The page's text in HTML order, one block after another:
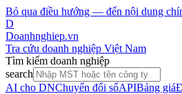
Bỏ qua điều hướng — đến nội dung
D
Doanhnghiep.vn
Tra cứu doanh nghiệp Việt Nam
Tìm kiếm doanh nghiệp
search
AI cho DNChuyển đổi sốAPIBảng giá